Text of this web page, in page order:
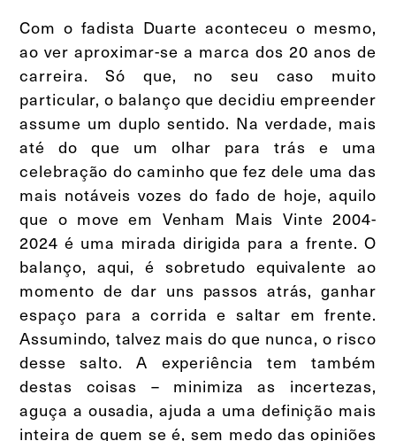
Com o fadista Duarte aconteceu o mesmo,
ao ver aproximar-se a marca dos 20 anos de
carreira. Só que, no seu caso muito
particular, o balanço que decidiu empreender
assume um duplo sentido. Na verdade, mais
até do que um olhar para trás e uma
celebração do caminho que fez dele uma das
mais notáveis vozes do fado de hoje, aquilo
que o move em Venham Mais Vinte 2004-
2024 é uma mirada dirigida para a frente. O
balanço, aqui, é sobretudo equivalente ao
momento de dar uns passos atrás, ganhar
espaço para a corrida e saltar em frente.
Assumindo, talvez mais do que nunca, o risco
desse salto. A experiência tem também
destas coisas – minimiza as incertezas,
aguça a ousadia, ajuda a uma definição mais
inteira de quem se é, sem medo das opiniões